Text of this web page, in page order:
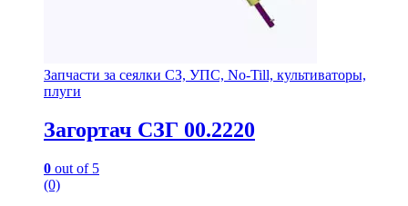
Запчасти за сеялки СЗ, УПС, No-Till, культиваторы,
плуги
Загортач СЗГ 00.2220
0 out of 5
(0)